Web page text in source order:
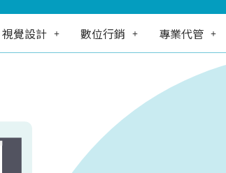
視覺設計 數位行銷 專業代管